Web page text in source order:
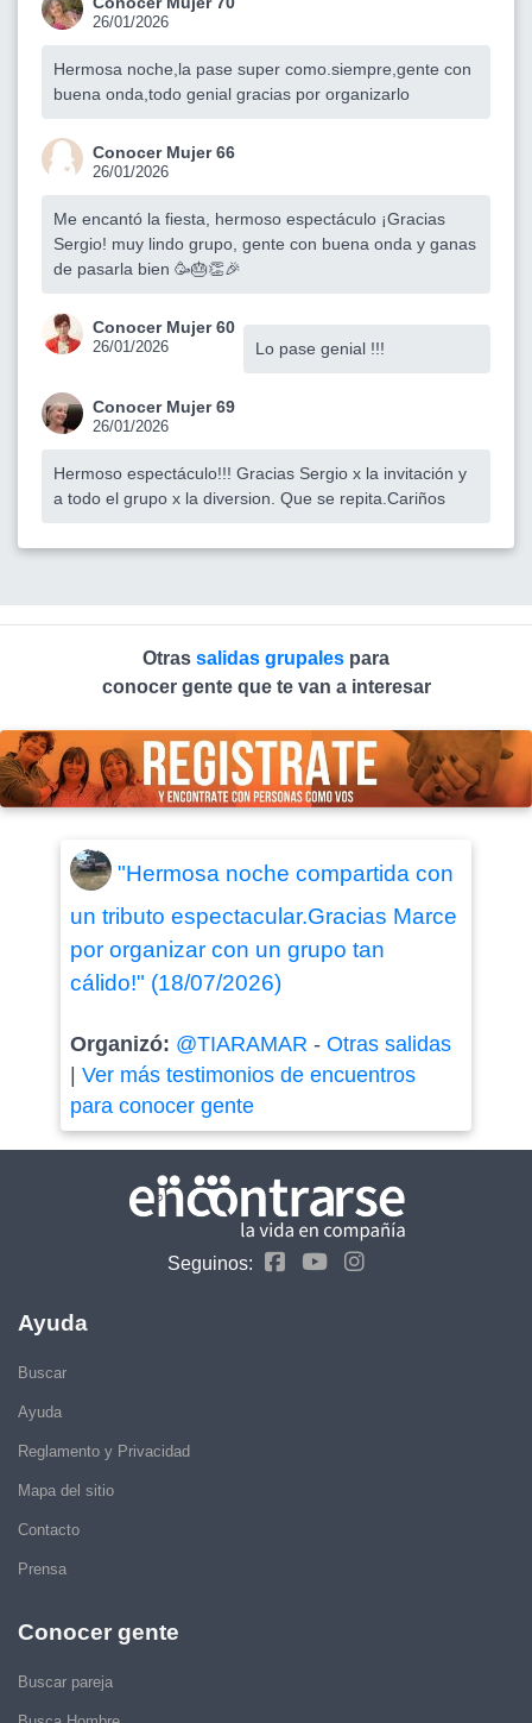
26/01/2026
Hermosa noche,la pase super como.siempre,gente con
buena onda,todo genial gracias por organizarlo
Conocer Mujer 66
26/01/2026
Me encantó la fiesta, hermoso espectáculo ¡Gracias
Sergio! muy lindo grupo, gente con buena onda y ganas
de pasarla bien 🥳🎂👏🎉
Conocer Mujer 60
26/01/2026 Lo pase genial !!!
Conocer Mujer 69
26/01/2026
Hermoso espectáculo!!! Gracias Sergio x la invitación y
a todo el grupo x la diversion. Que se repita.Cariños
Otras salidas grupales para
conocer gente que te van a interesar
"Hermosa noche compartida con
un tributo espectacular.Gracias Marce
por organizar con un grupo tan
cálido!" (18/07/2026)
Organizó: @TIARAMAR - Otras salidas
Ver más testimonios de encuentros
para conocer gente
Seguinos:
Ayuda
Buscar
Ayuda
Reglamento y Privacidad
Mapa del sitio
Contacto
Prensa
Conocer gente
Buscar pareja